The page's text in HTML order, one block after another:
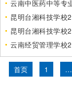
云南中医药中等专
简章
昆明台湘科技学校
昆明台湘科技学校
云南经贸管理学校
首页 1 …